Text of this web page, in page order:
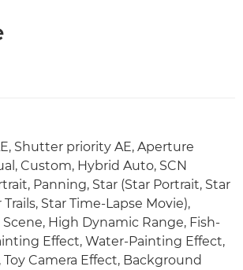
Shutter priority AE, Aperture
Custom, Hybrid Auto, SCN
Panning, Star (Star Portrait, Star
Star Time-Lapse Movie),
High Dynamic Range, Fish-
Effect, Water-Painting Effect,
Camera Effect, Background